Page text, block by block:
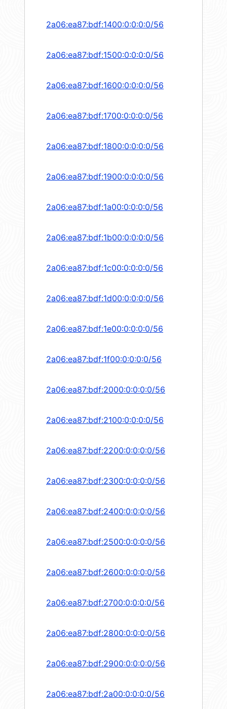
2a06:ea87:bdf:1400:0:0:0:0/56
2a06:ea87:bdf:1500:0:0:0:0/56
2a06:ea87:bdf:1600:0:0:0:0/56
2a06:ea87:bdf:1700:0:0:0:0/56
2a06:ea87:bdf:1800:0:0:0:0/56
2a06:ea87:bdf:1900:0:0:0:0/56
2a06:ea87:bdf:1a00:0:0:0:0/56
2a06:ea87:bdf:1b00:0:0:0:0/56
2a06:ea87:bdf:1c00:0:0:0:0/56
2a06:ea87:bdf:1d00:0:0:0:0/56
2a06:ea87:bdf:1e00:0:0:0:0/56
2a06:ea87:bdf:1f00:0:0:0:0/56
2a06:ea87:bdf:2000:0:0:0:0/56
2a06:ea87:bdf:2100:0:0:0:0/56
2a06:ea87:bdf:2200:0:0:0:0/56
2a06:ea87:bdf:2300:0:0:0:0/56
2a06:ea87:bdf:2400:0:0:0:0/56
2a06:ea87:bdf:2500:0:0:0:0/56
2a06:ea87:bdf:2600:0:0:0:0/56
2a06:ea87:bdf:2700:0:0:0:0/56
2a06:ea87:bdf:2800:0:0:0:0/56
2a06:ea87:bdf:2900:0:0:0:0/56
2a06:ea87:bdf:2a00:0:0:0:0/56